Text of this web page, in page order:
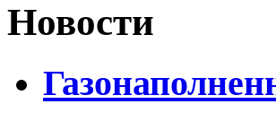
Новости